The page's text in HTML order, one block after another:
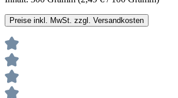
Preise inkl. MwSt. zzgl. Versandkosten